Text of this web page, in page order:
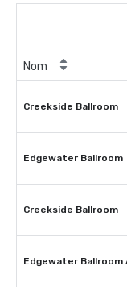
Nom
Creekside Ballroom
Edgewater Ballroom
Creekside Ballroom
Edgewater Ballroom